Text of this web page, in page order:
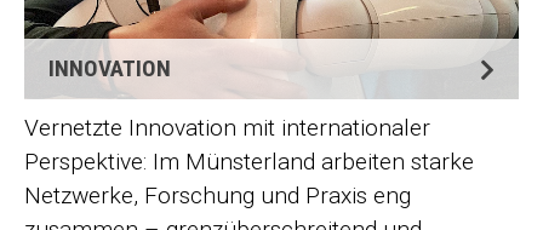
INNOVATION
Vernetzte Innovation mit internationaler
Perspektive: Im Münsterland arbeiten starke
Netzwerke, Forschung und Praxis eng